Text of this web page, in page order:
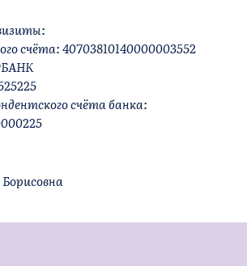
счёта: 40703810140000003552
счёта банка: